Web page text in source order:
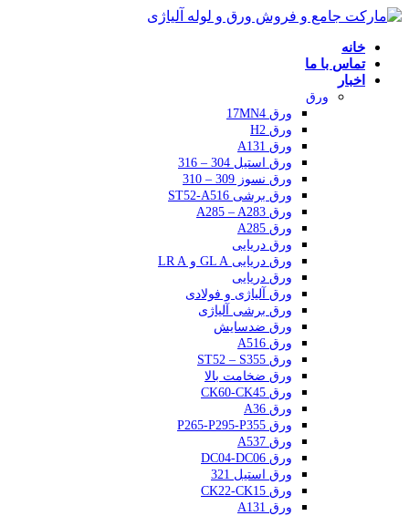
خانه
تماس با ما
اخبار
ورق
ورق 17MN4
ورق H2
ورق A131
ورق استیل 304 – 316
ورق نسوز 309 – 310
ورق برشی ST52-A516
ورق A285 – A283
ورق A285
ورق دریایی
ورق دریایی GL A و LR A
ورق دریایی
ورق آلیاژی و فولادی
ورق برشی آلیاژی
ورق ضدسایش
ورق A516
ورق ST52 – S355
ورق ضخامت بالا
ورق CK60-CK45
ورق A36
ورق P265-P295-P355
ورق A537
ورق DC04-DC06
ورق استیل 321
ورق CK22-CK15
ورق A131